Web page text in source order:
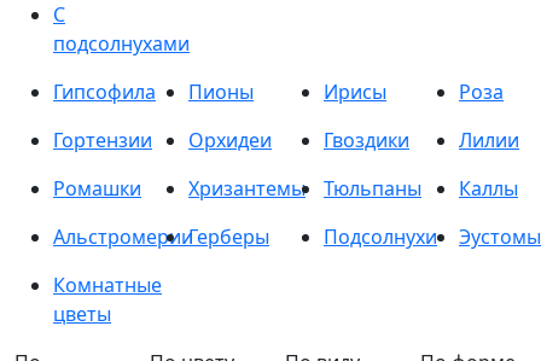
С
подсолнухами
Гипсофила
Пионы Ирисы
Роза
Гортензии
Орхидеи Гвоздики
Лилии
Ромашки
Хризантемы Тюльпаны
Каллы
АльстромерииГерберы Подсолнухи
Эустомы
Комнатные
цветы